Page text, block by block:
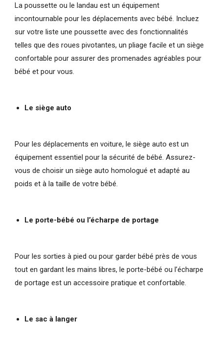
La poussette ou le landau est un équipement
incontournable pour les déplacements avec bébé. Incluez
sur votre liste une poussette avec des fonctionnalités
telles que des roues pivotantes, un pliage facile et un siège
confortable pour assurer des promenades agréables pour
bébé et pour vous.
Le siège auto
Pour les déplacements en voiture, le siège auto est un
équipement essentiel pour la sécurité de bébé. Assurez-
vous de choisir un siège auto homologué et adapté au
poids et à la taille de votre bébé.
Le porte-bébé ou l’écharpe de portage
Pour les sorties à pied ou pour garder bébé près de vous
tout en gardant les mains libres, le porte-bébé ou l’écharpe
de portage est un accessoire pratique et confortable.
Le sac à langer